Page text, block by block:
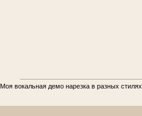
Моя вокальная демо нарезка в разных стилях